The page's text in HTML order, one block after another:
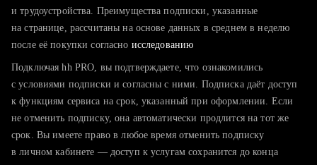
тратите много времени на поиск и вручную поднимаете
хотите сравнить себя с конкурентами и оценить шансы
и трудоустройства. Преимущества подписки, указанные
на странице, рассчитаны на основе данных в среднем в неделю
после её покупки согласно исследованию
Подключая hh PRO, вы подтверждаете, что ознакомились
с условиями подписки и согласны с ними. Подписка даёт доступ
к функциям сервиса на срок, указанный при оформлении. Если
не отменить подписку, она автоматически продлится на тот же
срок. Вы имеете право в любое время отменить подписку
в личном кабинете — доступ к услугам сохранится до конца